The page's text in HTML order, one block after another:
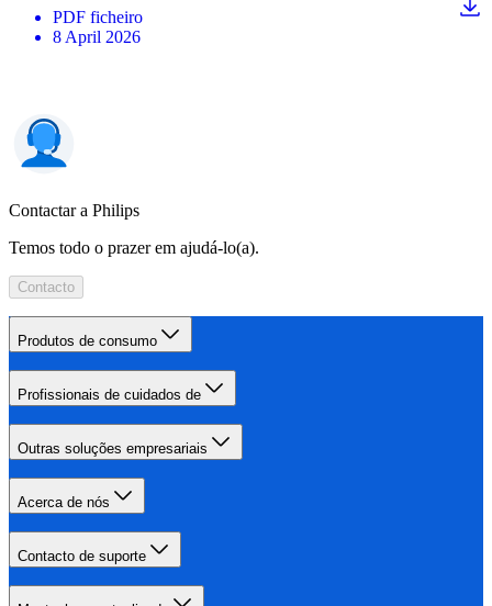
PDF ficheiro
8 April 2026
Contactar a Philips
Temos todo o prazer em ajudá-lo(a).
Contacto
Produtos de consumo
Profissionais de cuidados de
Outras soluções empresariais
Acerca de nós
Contacto de suporte